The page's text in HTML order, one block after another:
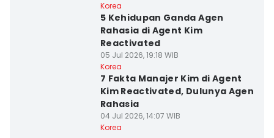
Korea
5 Kehidupan Ganda Agen
Rahasia di Agent Kim
Reactivated
05 Jul 2026, 19:18 WIB
Korea
7 Fakta Manajer Kim di Agent
Kim Reactivated, Dulunya Agen
Rahasia
04 Jul 2026, 14:07 WIB
Korea